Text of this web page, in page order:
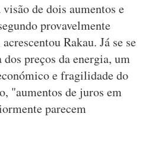
de dois aumentos e
provavelmente
Rakau. Já se se
preços da energia, um
e fragilidade do
"aumentos de juros em
parecem